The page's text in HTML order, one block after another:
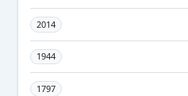
2014
1944
1797